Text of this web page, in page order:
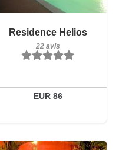
Residence Helios
22 avis
EUR 86
22 avis
Détails
Réserver